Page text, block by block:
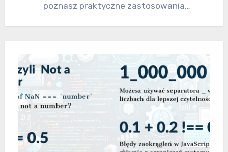
poznasz praktyczne zastosowania